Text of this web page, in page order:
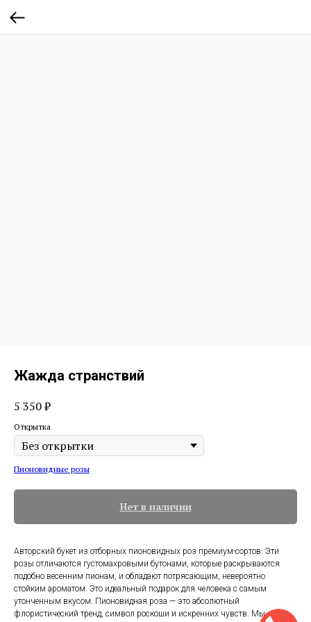
Жажда странствий
5 350₽
Открытка
Пионовидные розы
Нет в наличии
Авторский букет из отборных пионовидных роз премиум-сортов. Эти
розы отличаются густомахровыми бутонами, которые раскрываются
подобно весенним пионам, и обладают потрясающим, невероятно
стойким ароматом. Это идеальный подарок для человека с самым
утонченным вкусом. Пионовидная роза — это абсолютный
флористический тренд, символ роскоши и искренних чувств. Мы